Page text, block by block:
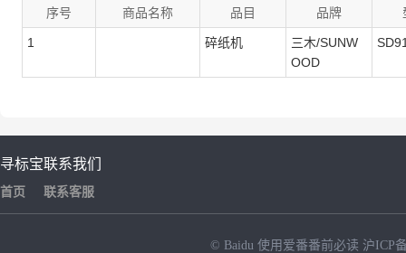
序号 商品名称 品目 品牌
1 碎纸机
三木/SUNW
OOD
寻标宝
首页
联系我们
联系客服
© Baidu 使用爱番番前必读 沪ICP